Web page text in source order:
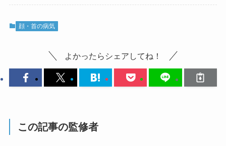
顔・首の病気
よかったらシェアしてね！
この記事の監修者